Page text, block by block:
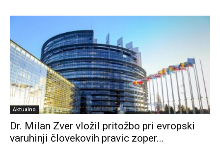
Aktualno
Dr. Milan Zver vložil pritožbo pri evropski
varuhinji človekovih pravic zoper...